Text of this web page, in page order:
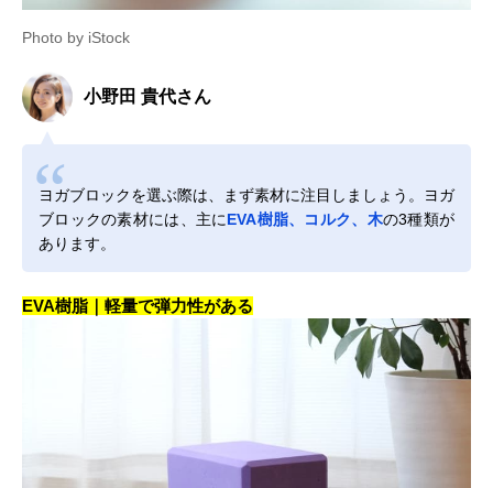
Photo by iStock
小野田 貴代さん
ヨガブロックを選ぶ際は、まず素材に注目しましょう。ヨガ
ブロックの素材には、主にEVA樹脂、コルク、木の3種類が
あります。
EVA樹脂｜軽量で弾力性がある